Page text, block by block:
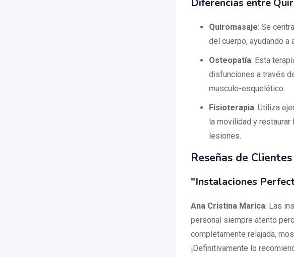
Diferencias entre
Quiromasaje: Se
del cuerpo, ayudando a
Osteopatía: Esta
disfunciones a través
musculo-esquelético.
Fisioterapia: Utiliza
la movilidad y
lesiones.
Reseñas de Clientes
"Instalaciones
Ana Cristina Marica: Las
personal siempre atento
completamente relajada,
¡Definitivamente lo